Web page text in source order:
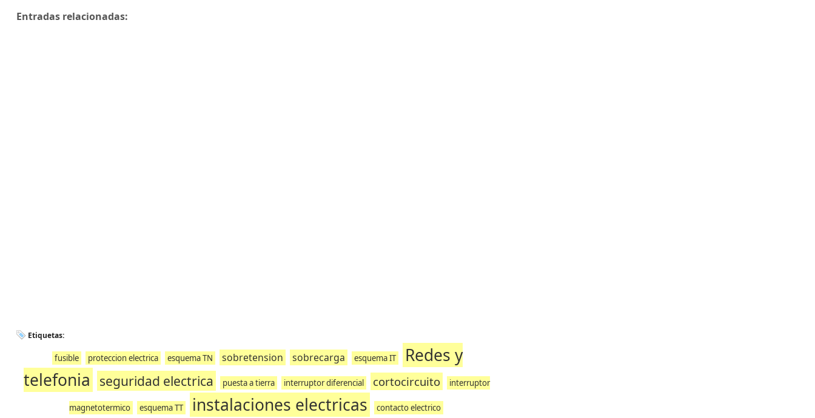
Entradas relacionadas:
Etiquetas:
fusible proteccion electrica esquema TN sobretension sobrecarga esquema IT
Redes y
telefonia
seguridad electrica puesta a tierra interruptor diferencial cortocircuito interruptor
magnetotermico esquema TT instalaciones electricas contacto electrico